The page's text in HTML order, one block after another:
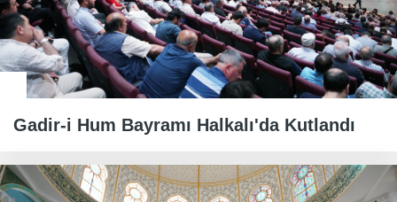
Gadir-i Hum Bayramı Halkalı'da Kutlandı